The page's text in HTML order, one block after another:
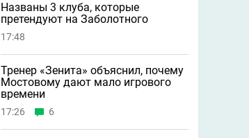
Названы 3 клуба, которые
претендуют на Заболотного
17:48
Тренер «Зенита» объяснил, почему
Мостовому дают мало игрового
времени
17:26 6